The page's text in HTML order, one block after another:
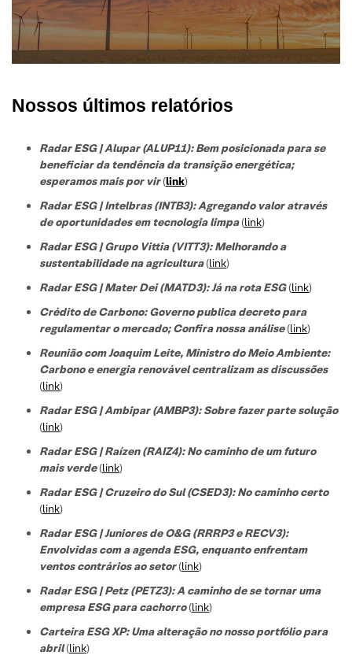
Nossos últimos relatórios
Radar ESG | Alupar (ALUP11): Bem posicionada para se
beneficiar da tendência da transição energética;
esperamos mais por vir(link)
Radar ESG | Intelbras (INTB3):Agregando valor através
de oportunidades em tecnologia limpa(link)
Radar ESG |Grupo Vittia (VITT3):Melhorando a
sustentabilidade na agricultura(link)
Radar ESG | Mater Dei (MATD3): Já na rota ESG(link)
Crédito de Carbono: Governo publica decreto para
regulamentar o mercado; Confira nossa análise(link)
Reunião com Joaquim Leite, Ministro do Meio Ambiente:
Carbono e energia renovável centralizam as discussões
(link)
Radar ESG | Ambipar (AMBP3): Sobre fazer parte solução
(link)
Radar ESG | Raízen (RAIZ4): No caminho de um futuro
mais verde(link)
Radar ESG | Cruzeiro do Sul (CSED3): No caminho certo
(link)
Radar ESG | Juniores de O&G (RRRP3 e RECV3):
Envolvidas com a agenda ESG, enquanto enfrentam
ventos contrários ao setor(link)
Radar ESG | Petz (PETZ3): A caminho de se tornar uma
empresa ESG para cachorro(link)
Carteira ESG XP: Uma alteração no nosso portfólio para
abril(link)